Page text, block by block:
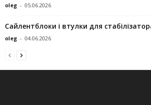
oleg - 05.06.2026
Сайлентблоки і втулки для
oleg - 04.06.2026